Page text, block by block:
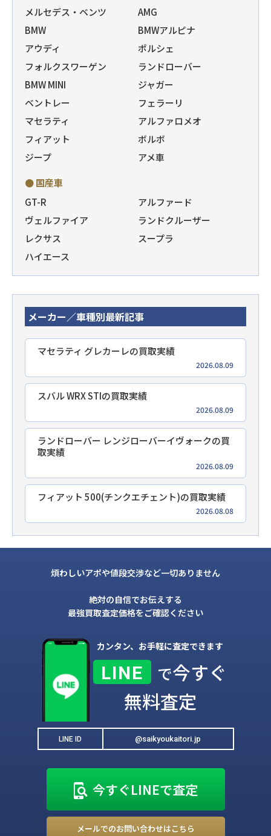
メルセデス・ベンツ
AMG
BMW
BMWアルピナ
アウディ
ポルシェ
フォルクスワーゲン
ランドローバー
BMW MINI
ジャガー
ベントレー
フェラーリ
マセラティ
アルファロメオ
フィアット
ボルボ
ジープ
アメ車
● 国産車
GT-R
アルファード
ヴェルファイア
ランドクルーザー
レクサス
スープラ
ハイエース
メーカー／車種別最新記事
マセラティ グレカーレの買取実績
2026.08.09
スバル WRX STIの買取実績
2026.08.09
ランドローバー レンジローバーイヴォークの買
取実績
2026.08.09
フィアット 500(チンクエチェント)の買取実績
2026.08.08
煩わしいアポや値段交渉など一切ありません
絶対の自信でお伝えする
最強買取査定価格をご確認ください
カンタン、お手軽に査定できます
LINE で今すぐ
無料査定
LINE ID @saikyoukaitori.jp
今すぐLINEで査定
メールでのお問い合わせはこちら